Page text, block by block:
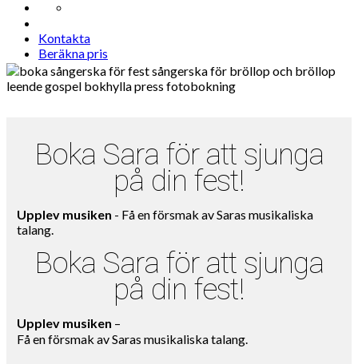
Kontakta
Beräkna pris
Boka Sara för att sjunga
på din fest!
Upplev musiken - Få en försmak av Saras musikaliska
talang.
Boka Sara för att sjunga
på din fest!
Upplev musiken –
Få en försmak av Saras musikaliska talang.